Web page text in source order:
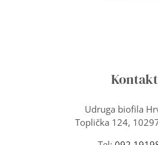
Kontakt
Udruga biofila
Toplička 124,